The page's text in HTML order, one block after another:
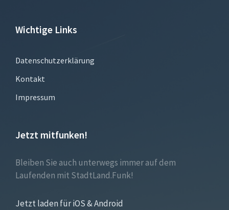
Wichtige Links
Datenschutzerklärung
Kontakt
Impressum
Jetzt mitfunken!
Bleiben Sie auch unterwegs immer auf dem
Laufenden mit StadtLand.Funk!
Jetzt laden für iOS & Android